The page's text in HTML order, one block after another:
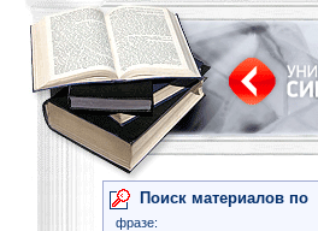
Поиск материалов по
фразе: